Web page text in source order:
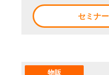
セミナ
物販